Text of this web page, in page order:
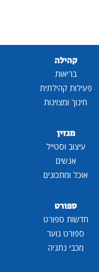
קהילה
בריאות
פעילות קהילתית
חינוך ומצוינות
מגזין
עיצוב וסטייל
אנשים
אוכל ומתכונים
ספורט
חדשות ספורט
ספורט נוער
מכבי נתניה